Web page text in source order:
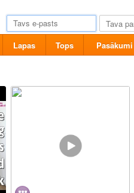
Lapas Tops Pasākumi